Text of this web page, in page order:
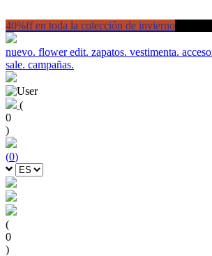
40%ff en toda la colección de invierno
nuevo. flower edit. zapatos. vestimenta.
sale. campañas.
(
0
)
(0)
(
0
)